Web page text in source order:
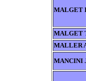
MALGET
MALGET
MALLER
MANCINI